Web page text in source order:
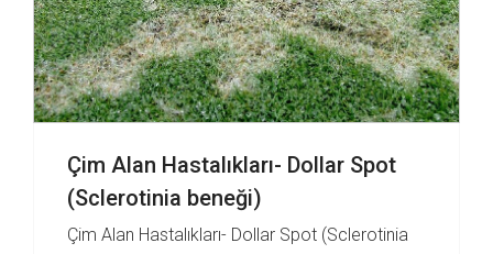
Çim Alan Hastalıkları- Dollar Spot
(Sclerotinia beneği)
Çim Alan Hastalıkları- Dollar Spot (Sclerotinia